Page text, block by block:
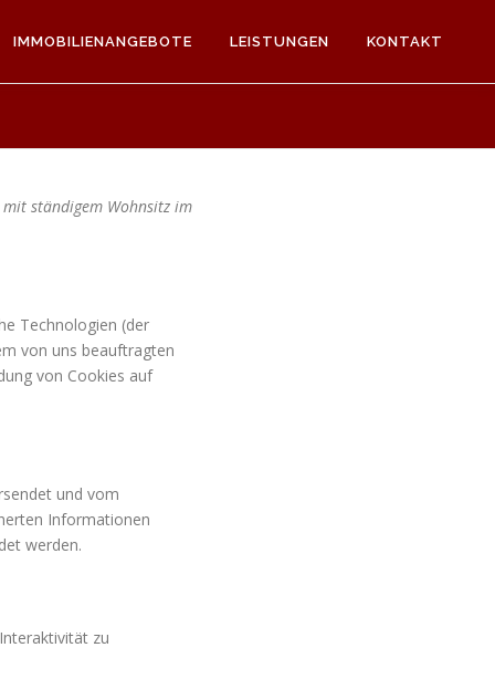
IMMOBILIENANGEBOTE LEISTUNGEN KONTAKT
ständigem Wohnsitz im
Technologien (der
von uns beauftragten
von Cookies auf
und vom
Informationen
werden.
zu